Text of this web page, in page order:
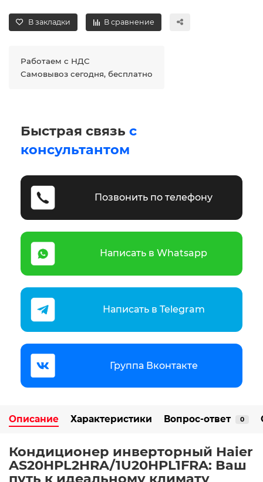
В закладки В сравнение
Работаем с НДС
Самовывоз сегодня, бесплатно
Быстрая связь с
консультантом
Позвонить по телефону
Написать в Whatsapp
Написать в Telegram
Группа Вконтакте
Описание Характеристики Вопрос-ответ 0
Кондиционер инверторный Haier
AS20HPL2HRA/1U20HPL1FRA: Ваш
путь к идеальному климату ️